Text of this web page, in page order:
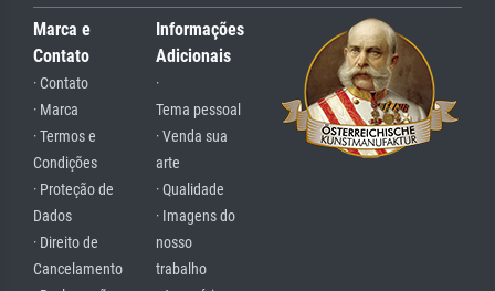
Marca e
Contato
· Contato
· Marca
· Termos e
Condições
· Proteção de
Dados
· Direito de
Cancelamento
Informações
Adicionais
·
Tema pessoal
· Venda sua
arte
· Qualidade
· Imagens do
nosso
trabalho